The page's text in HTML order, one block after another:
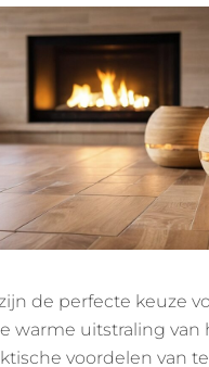
de perfecte keuze
warme uitstraling van
voordelen van